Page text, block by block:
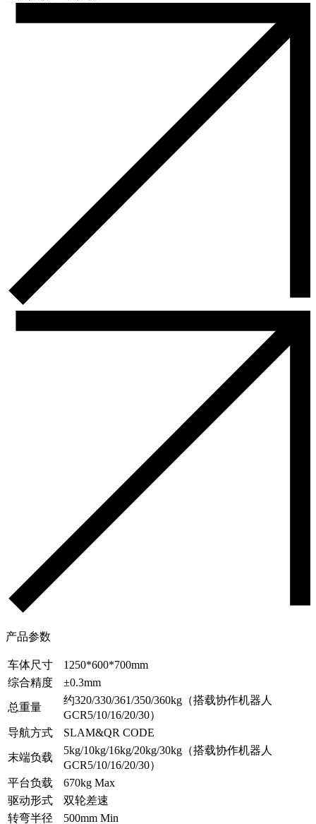
产品参数
车体尺寸
1250*600*700mm
综合精度
±0.3mm
总重量
约320/330/361/350/360kg（搭载协作机器人
GCR5/10/16/20/30）
导航方式
SLAM&QR CODE
末端负载
5kg/10kg/16kg/20kg/30kg（搭载协作机器人
GCR5/10/16/20/30）
平台负载
670kg Max
驱动形式
双轮差速
转弯半径
500mm Min